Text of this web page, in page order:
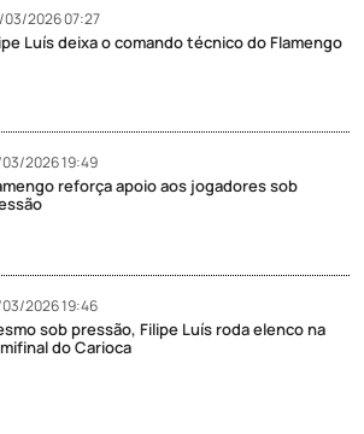
2026 07:27
Luís deixa o comando técnico do Flamengo
2026 19:49
reforça apoio aos jogadores sob
2026 19:46
sob pressão, Filipe Luís roda elenco na
do Carioca